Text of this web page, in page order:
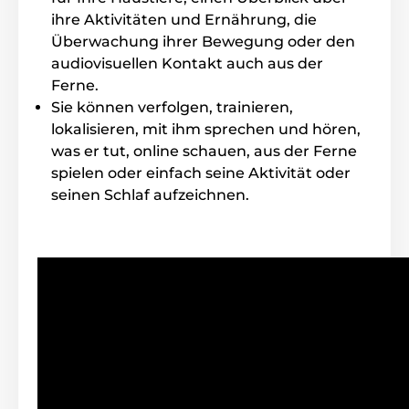
Hund die Rinne untersucht, belohnen Sie ihn mit
einem Leckerbissen und loben Sie ihn.
ihre Aktivitäten und Ernährung, die
Überwachung ihrer Bewegung oder den
audiovisuellen Kontakt auch aus der
Ferne.
Sie können verfolgen, trainieren,
lokalisieren, mit ihm sprechen und hören,
was er tut, online schauen, aus der Ferne
spielen oder einfach seine Aktivität oder
seinen Schlaf aufzeichnen.